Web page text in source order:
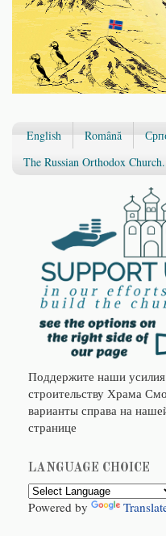
English Română
The Russian Orthodox
Поддержите наши
строительству Храма
варианты справа на
странице
LANGUAGE CHOICE
Powered by